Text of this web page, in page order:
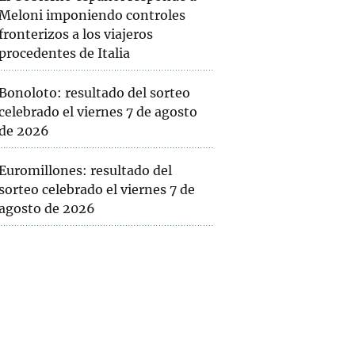
imponiendo controles
a los viajeros
de Italia
resultado del sorteo
el viernes 7 de agosto
2026
resultado del
celebrado el viernes 7 de
de 2026